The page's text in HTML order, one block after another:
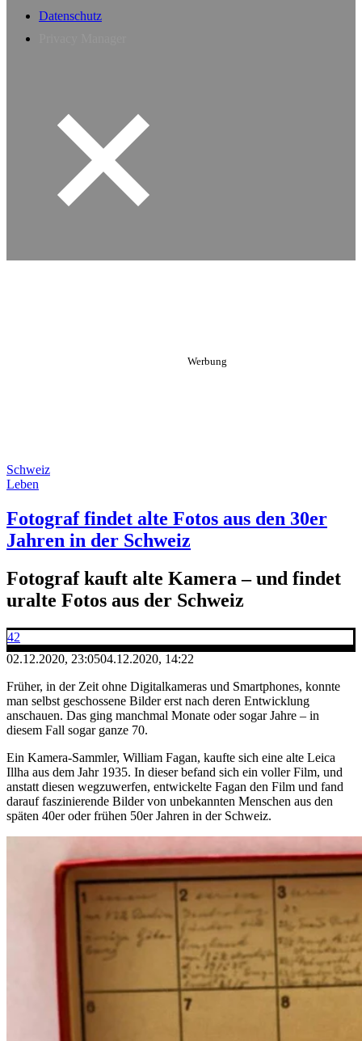
Datenschutz
Schweiz
Leben
Fotograf findet alte Fotos aus den 30er
Jahren in der Schweiz
Fotograf kauft alte Kamera – und findet
uralte Fotos aus der Schweiz
42
02.12.2020, 23:0504.12.2020, 14:22
Früher, in der Zeit ohne Digitalkameras und Smartphones, konnte
man selbst geschossene Bilder erst nach deren Entwicklung
anschauen. Das ging manchmal Monate oder sogar Jahre – in
diesem Fall sogar ganze 70.
Ein Kamera-Sammler, William Fagan, kaufte sich eine alte Leica
Illha aus dem Jahr 1935. In dieser befand sich ein voller Film, und
anstatt diesen wegzuwerfen, entwickelte Fagan den Film und fand
darauf faszinierende Bilder von unbekannten Menschen aus den
späten 40er oder frühen 50er Jahren in der Schweiz.